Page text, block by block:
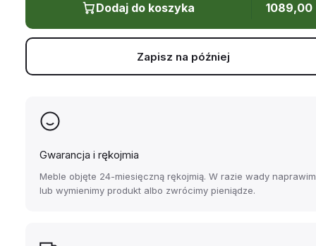
Dodaj do koszyka 1089,00
Zapisz na później
Gwarancja i rękojmia
Meble objęte 24-miesięczną rękojmią. W razie wady
lub wymienimy produkt albo zwrócimy pieniądze.